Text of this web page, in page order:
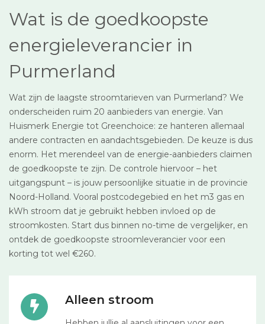
Wat is de goedkoopste
energieleverancier in
Purmerland
Wat zijn de laagste stroomtarieven van Purmerland? We
onderscheiden ruim 20 aanbieders van energie. Van
Huismerk Energie tot Greenchoice: ze hanteren allemaal
andere contracten en aandachtsgebieden. De keuze is dus
enorm. Het merendeel van de energie-aanbieders claimen
de goedkoopste te zijn. De controle hiervoor – het
uitgangspunt – is jouw persoonlijke situatie in de provincie
Noord-Holland. Vooral postcodegebied en het m3 gas en
kWh stroom dat je gebruikt hebben invloed op de
stroomkosten. Start dus binnen no-time de vergelijker, en
ontdek de goedkoopste stroomleverancier voor een
korting tot wel €260.
Alleen stroom